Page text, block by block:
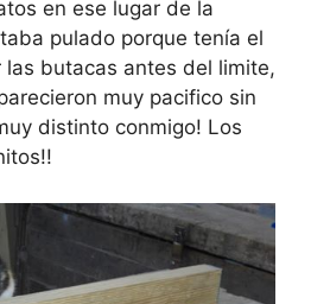
en ese lugar de la
pulado porque tenía el
las butacas antes del limite,
muy pacifico sin
distinto conmigo! Los